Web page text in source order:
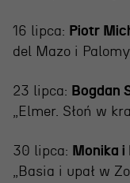
16 lipca: Piotr
del Mazo i
23 lipca: Bogdan
„Elmer. Słoń w
30 lipca: Monika
„Basia i upał w